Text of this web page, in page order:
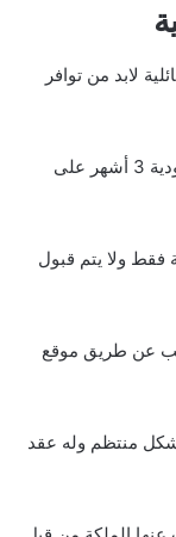
لابد من توافر
أولًا لابد أن يكون مر على العمل بالمملكة السعودية 3 أشهر على
فقط ولا يتم قبول
عن طريق موقع
منتظم وله عقد